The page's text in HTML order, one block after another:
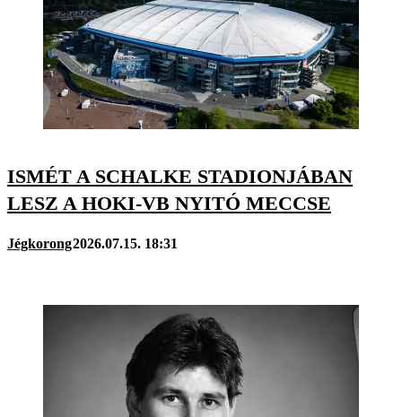
ISMÉT A SCHALKE STADIONJÁBAN
LESZ A HOKI-VB NYITÓ MECCSE
Jégkorong2026.07.15. 18:31